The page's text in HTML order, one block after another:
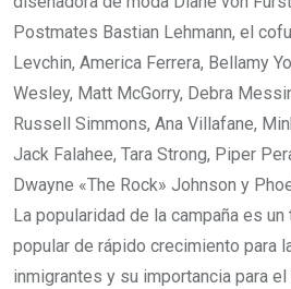
Postmates Bastian Lehmann, el
Levchin, America Ferrera, Bellamy
Wesley, Matt McGorry, Debra
Russell Simmons, Ana Villafane,
Jack Falahee, Tara Strong, Piper
Dwayne «The Rock» Johnson y
La popularidad de la campaña es
popular de rápido crecimiento para
inmigrantes y su importancia para